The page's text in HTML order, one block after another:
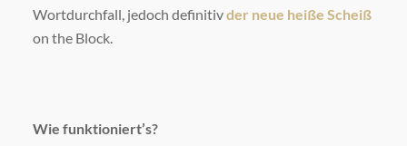
Wortdurchfall, jedoch definitivder neue heiße Scheiß
on the Block.
Wie funktioniert’s?